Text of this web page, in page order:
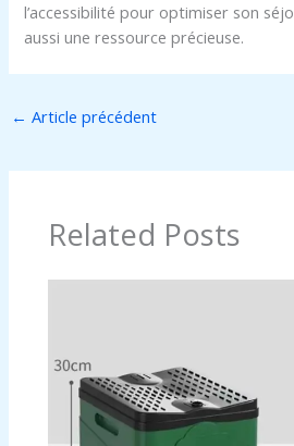
l’accessibilité pour optimiser son
aussi une ressource précieuse.
← Article précédent
Related Posts